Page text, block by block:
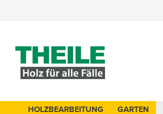
HOLZBEARBEITUNG GARTEN